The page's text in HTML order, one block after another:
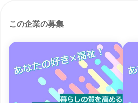
この企業の募集